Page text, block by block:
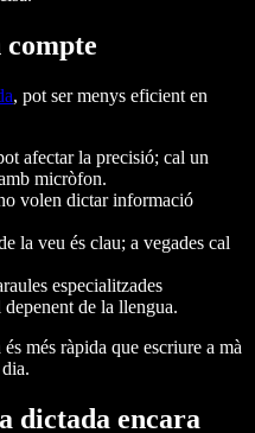
, pot ser menys eficient en
afectar la precisió; cal un
micròfon.
volen dictar informació
la veu és clau; a vegades cal
especialitzades
de la llengua.
més ràpida que escriure a mà
dictada encara